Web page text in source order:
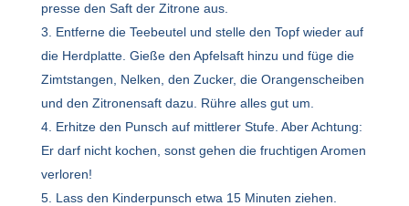
presse den Saft der Zitrone aus.
Entferne die Teebeutel und stelle den Topf wieder auf
die Herdplatte. Gieße den Apfelsaft hinzu und füge die
Zimtstangen, Nelken, den Zucker, die Orangenscheiben
und den Zitronensaft dazu. Rühre alles gut um.
Erhitze den Punsch auf mittlerer Stufe. Aber Achtung:
Er darf nicht kochen, sonst gehen die fruchtigen Aromen
verloren!
Lass den Kinderpunsch etwa 15 Minuten ziehen.